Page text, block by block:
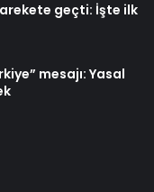
geçti: İşte ilk
mesajı: Yasal